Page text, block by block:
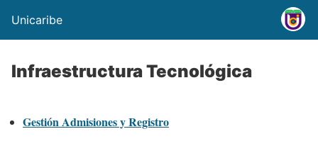
Unicaribe
Infraestructura Tecnológica
Gestión Admisiones y Registro